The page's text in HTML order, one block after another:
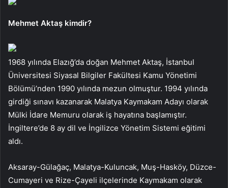
Mehmet Aktaş kimdir?
1968 yılında Elazığ’da doğan Mehmet Aktaş, İstanbul
Üniversitesi Siyasal Bilgiler Fakültesi Kamu Yönetimi
Bölümü’nden 1990 yılında mezun olmuştur. 1994 yılında
girdiği sınavı kazanarak Malatya Kaymakam Adayı olarak
Mülki İdare Memuru olarak iş hayatına başlamıştır.
İngiltere’de 8 ay dil ve İngilizce Yönetim Sistemi eğitimi
aldı.
Aksaray-Gülağaç, Malatya-Kuluncak, Muş-Hasköy, Düzce-
Cumayeri ve Rize-Çayeli ilçelerinde Kaymakam olarak